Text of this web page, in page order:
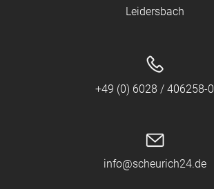
Leidersbach
+49 (0) 6028 / 406258-0
info@scheurich24.de